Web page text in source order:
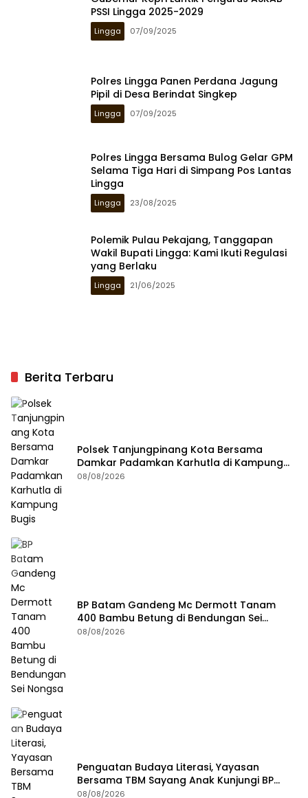
PSSI Lingga 2025-2029
Lingga 07/09/2025
Polres Lingga Panen Perdana Jagung
Pipil di Desa Berindat Singkep
Lingga 07/09/2025
Polres Lingga Bersama Bulog Gelar GPM
Selama Tiga Hari di Simpang Pos Lantas
Lingga
Lingga 23/08/2025
Polemik Pulau Pekajang, Tanggapan
Wakil Bupati Lingga: Kami Ikuti Regulasi
yang Berlaku
Lingga 21/06/2025
Berita Terbaru
Polsek Tanjungpinang Kota Bersama
Damkar Padamkan Karhutla di Kampung
Bugis
08/08/2026
BP Batam Gandeng Mc Dermott Tanam
400 Bambu Betung di Bendungan Sei
Nongsa
08/08/2026
Penguatan Budaya Literasi, Yayasan
Bersama TBM Sayang Anak Kunjungi BP
Batam
08/08/2026